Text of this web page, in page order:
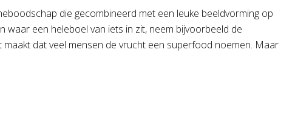
die gecombineerd met een leuke beeldvorming op
een heleboel van iets in zit, neem bijvoorbeeld de
maakt dat veel mensen de vrucht een superfood noemen. Maar